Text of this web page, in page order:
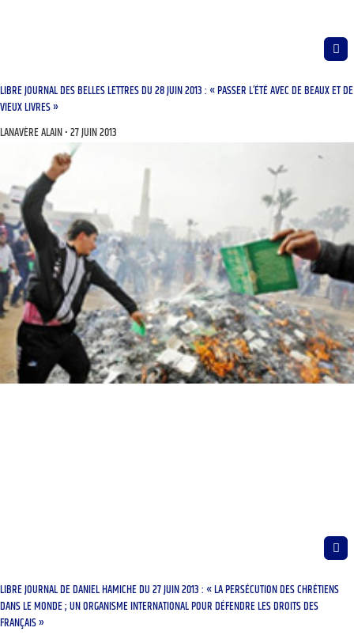
LIBRE JOURNAL DES BELLES LETTRES DU 28 JUIN 2013 : « PASSER L’ÉTÉ AVEC DE BEAUX ET DE
VIEUX LIVRES »
LANAVÈRE ALAIN 27 JUIN 2013
LIBRE JOURNAL DE DANIEL HAMICHE DU 27 JUIN 2013 : « LA PERSÉCUTION DES CHRÉTIENS
DANS LE MONDE ; UN ORGANISME INTERNATIONAL POUR DÉFENDRE LES DROITS DES
FRANÇAIS »